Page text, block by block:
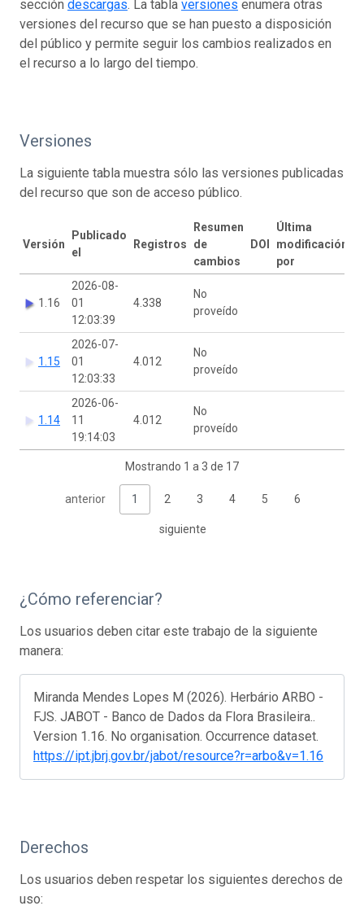
sección descargas. La tabla versiones enumera otras
versiones del recurso que se han puesto a disposición
del público y permite seguir los cambios realizados en
el recurso a lo largo del tiempo.
Versiones
La siguiente tabla muestra sólo las versiones publicadas
del recurso que son de acceso público.
Versión
Publicado
el
Registros
Resumen
de
cambios
DOI
Última
modificación
por
1.16
2026-08-
01
12:03:39
4.338
No
proveído
1.15
2026-07-
01
12:03:33
4.012
No
proveído
1.14
2026-06-
11
19:14:03
4.012
No
proveído
Mostrando 1 a 3 de 17
anterior 1 2 3 4 5 6
siguiente
¿Cómo referenciar?
Los usuarios deben citar este trabajo de la siguiente
manera:
Miranda Mendes Lopes M (2026). Herbário ARBO -
FJS. JABOT - Banco de Dados da Flora Brasileira..
Version 1.16. No organisation. Occurrence dataset.
https://ipt.jbrj.gov.br/jabot/resource?r=arbo&v=1.16
Derechos
Los usuarios deben respetar los siguientes derechos de
uso: